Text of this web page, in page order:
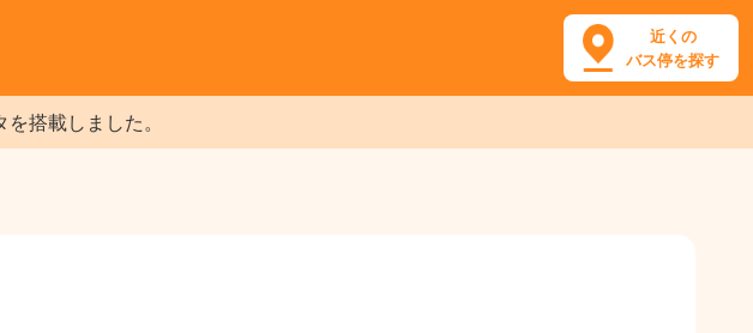
近くの
バス停を探す
搭載しました。